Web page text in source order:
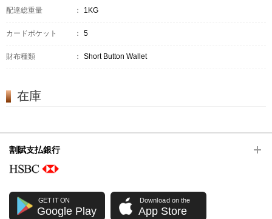
配達総重量 ： 1KG
カードポケット ： 5
財布種類 ： Short Button Wallet
在庫
割賦支払銀行
GET IT ON
Google Play
Download on the
App Store